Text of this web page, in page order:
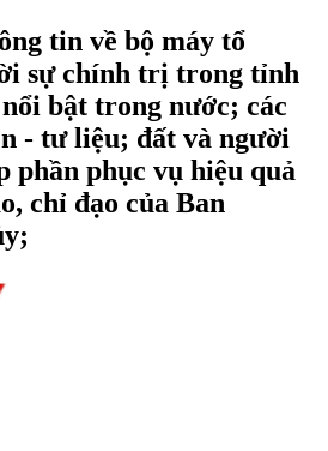
tin về bộ máy tổ
sự chính trị trong tỉnh
bật trong nước; các
- tư liệu; đất và người
phần phục vụ hiệu quả
chỉ đạo của Ban